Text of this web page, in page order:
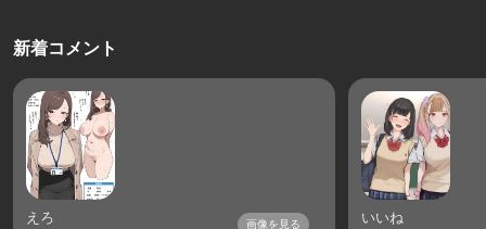
新着コメント
えろ 画像を見る いいね